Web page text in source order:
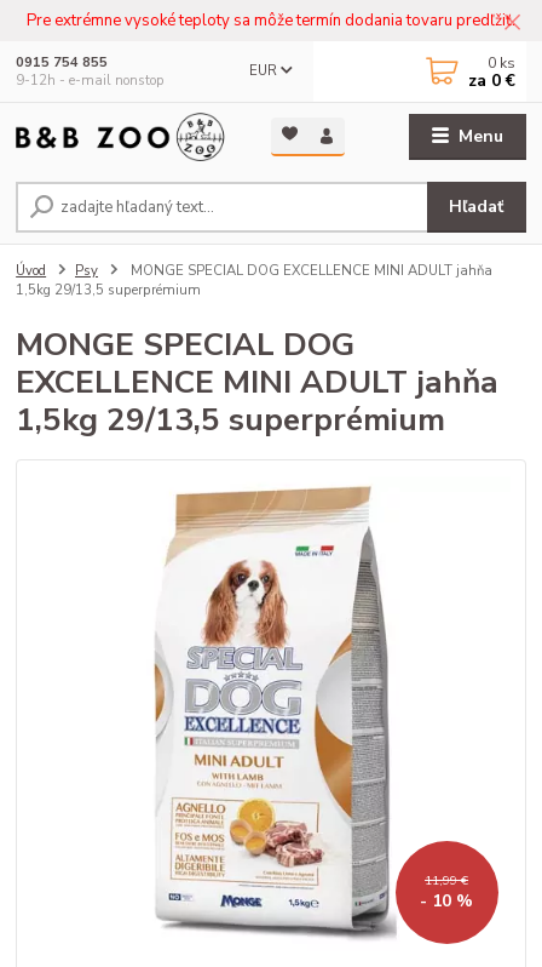
Pre extrémne vysoké teploty sa môže termín dodania tovaru predľžiť.
Menu
EUR
Hľadať
0915 754 855
9-12h - e-mail nonstop
0 ks
za 0 €
Úvod Psy
MONGE SPECIAL DOG EXCELLENCE MINI ADULT jahňa
1,5kg 29/13,5 superprémium
MONGE SPECIAL DOG
EXCELLENCE MINI ADULT jahňa
1,5kg 29/13,5 superprémium
11,99 €
- 10 %